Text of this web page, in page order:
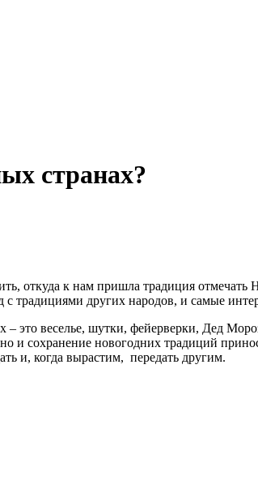
странах?
откуда к нам пришла традиция
других народов, и самые
это веселье, шутки, фейерверки, Дед
и сохранение новогодних традиций
и, когда вырастим, передать другим.